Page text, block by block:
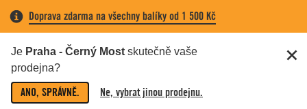
Doprava zdarma na všechny balíky od 1 500 Kč
Je Praha - Černý Most skutečně vaše
prodejna?
ANO, SPRÁVNĚ. Ne, vybrat jinou prodejnu.